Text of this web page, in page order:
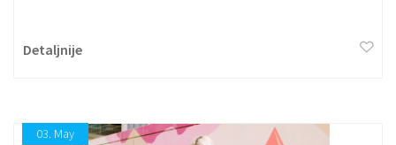
Detaljnije
03. May